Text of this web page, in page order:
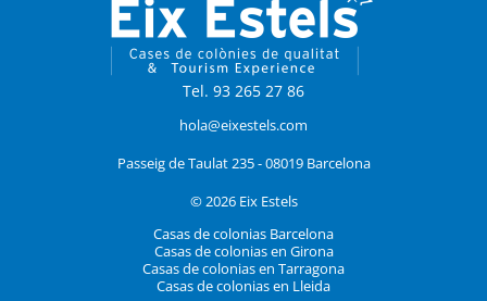
Tel. 93 265 27 86
hola@eixestels.com
Passeig de Taulat 235 - 08019 Barcelona
© 2026 Eix Estels
Casas de colonias Barcelona
Casas de colonias en Girona
Casas de colonias en Tarragona
Casas de colonias en Lleida